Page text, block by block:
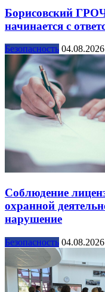
Борисовский
начинается с
Безопасность 04.08.2026
Соблюдение
охранной
нарушение
Безопасность 04.08.2026